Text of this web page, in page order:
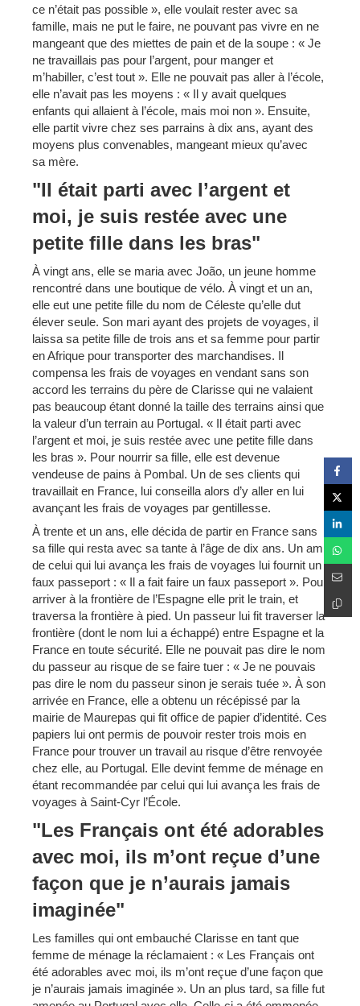
ce n’était pas possible », elle voulait rester avec sa
famille, mais ne put le faire, ne pouvant pas vivre en ne
mangeant que des miettes de pain et de la soupe : « Je
ne travaillais pas pour l’argent, pour manger et
m’habiller, c’est tout ». Elle ne pouvait pas aller à l’école,
elle n’avait pas les moyens : « Il y avait quelques
enfants qui allaient à l’école, mais moi non ». Ensuite,
elle partit vivre chez ses parrains à dix ans, ayant des
moyens plus convenables, mangeant mieux qu’avec
sa mère.
"Il était parti avec l’argent et
moi, je suis restée avec une
petite fille dans les bras"
À vingt ans, elle se maria avec João, un jeune homme
rencontré dans une boutique de vélo. À vingt et un an,
elle eut une petite fille du nom de Céleste qu’elle dut
élever seule. Son mari ayant des projets de voyages, il
laissa sa petite fille de trois ans et sa femme pour partir
en Afrique pour transporter des marchandises. Il
compensa les frais de voyages en vendant sans son
accord les terrains du père de Clarisse qui ne valaient
pas beaucoup étant donné la taille des terrains ainsi que
la valeur d’un terrain au Portugal. « Il était parti avec
l’argent et moi, je suis restée avec une petite fille dans
les bras ». Pour nourrir sa fille, elle est devenue
vendeuse de pains à Pombal. Un de ses clients qui
travaillait en France, lui conseilla alors d’y aller en lui
avançant les frais de voyages par gentillesse.
À trente et un ans, elle décida de partir en France sans
sa fille qui resta avec sa tante à l’âge de dix ans. Un ami
de celui qui lui avança les frais de voyages lui fournit un
faux passeport : « Il a fait faire un faux passeport ». Pour
arriver à la frontière de l’Espagne elle prit le train, et
traversa la frontière à pied. Un passeur lui fit traverser la
frontière (dont le nom lui a échappé) entre Espagne et la
France en toute sécurité. Elle ne pouvait pas dire le nom
du passeur au risque de se faire tuer : « Je ne pouvais
pas dire le nom du passeur sinon je serais tuée ». À son
arrivée en France, elle a obtenu un récépissé par la
mairie de Maurepas qui fit office de papier d’identité. Ces
papiers lui ont permis de pouvoir rester trois mois en
France pour trouver un travail au risque d’être renvoyée
chez elle, au Portugal. Elle devint femme de ménage en
étant recommandée par celui qui lui avança les frais de
voyages à Saint-Cyr l’École.
"Les Français ont été adorables
avec moi, ils m’ont reçue d’une
façon que je n’aurais jamais
imaginée"
Les familles qui ont embauché Clarisse en tant que
femme de ménage la réclamaient : « Les Français ont
été adorables avec moi, ils m’ont reçue d’une façon que
je n’aurais jamais imaginée ». Un an plus tard, sa fille fut